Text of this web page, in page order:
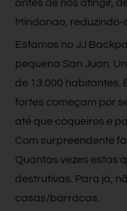
antes de nos atingir,
Mindanao, reduzindo-
Estamos no JJ
pequena San Juan.
de 13.000 habitantes.
fortes começam por
até que coqueiros e
Com surpreendente
Quantas vezes estas
destrutivas. Para já,
casas/barracas.